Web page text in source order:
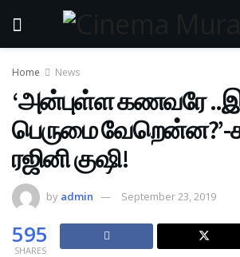
Home News
‘அன்புள்ள கணவரே
பெருமை வேறென்ன?’-
ரஜினி குஷி!
by admin September 23, 2019
595
SHARES